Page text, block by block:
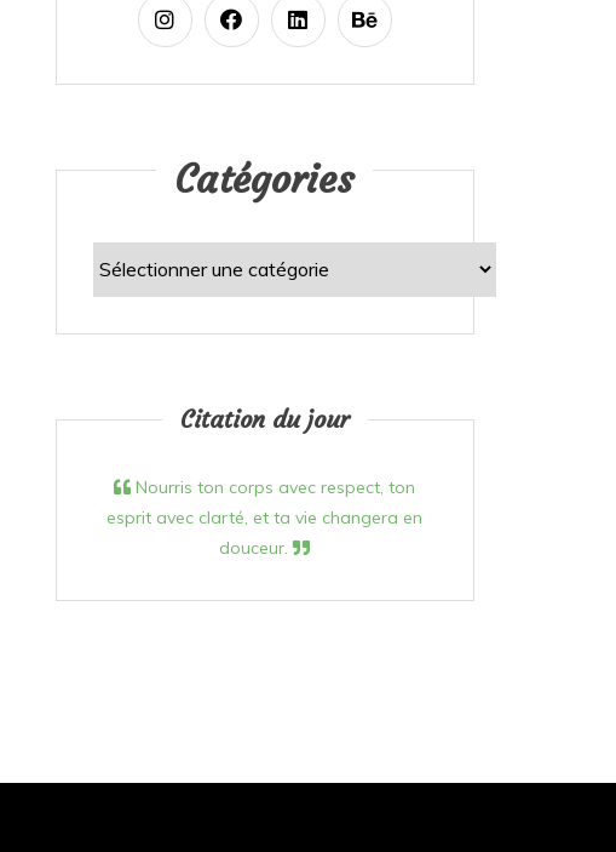
Catégories
Citation du jour
Nourris ton corps avec respect, ton
esprit avec clarté, et ta vie changera en
douceur.